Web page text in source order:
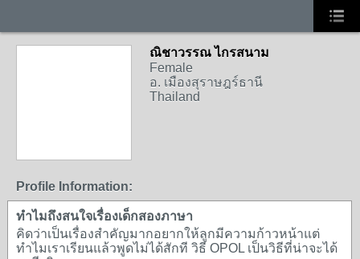
ณิชาวรรณ ไกรสนาม
Female
อ. เมืองสุราษฎร์ธานี
Thailand
Profile Information:
ทำไมถึงสนใจเรื่องเด็กสองภาษา
คิดว่าเป็นเรื่องสำคัญมากอยากให้ลูกมีความก้าวหน้าแต่
ทำไมเราเรียนแล้วพูดไม่ได้สักที วิธี OPOL เป็นวิธีที่น่าจะได้